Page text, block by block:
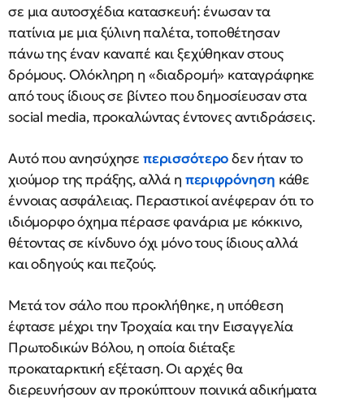
σε μια αυτοσχέδια κατασκευή: ένωσαν τα
πατίνια με μια ξύλινη παλέτα, τοποθέτησαν
πάνω της έναν καναπέ και ξεχύθηκαν στους
δρόμους. Ολόκληρη η «διαδρομή» καταγράφηκε
από τους ίδιους σε βίντεο που δημοσίευσαν στα
social media, προκαλώντας έντονες αντιδράσεις.
Αυτό που ανησύχησε περισσότεροδεν ήταν το
χιούμορ της πράξης, αλλά η περιφρόνηση κάθε
έννοιας ασφάλειας. Περαστικοί ανέφεραν ότι το
ιδιόμορφο όχημα πέρασε φανάρια με κόκκινο,
θέτοντας σε κίνδυνο όχι μόνο τους ίδιους αλλά
και οδηγούς και πεζούς.
Μετά τον σάλο που προκλήθηκε, η υπόθεση
έφτασε μέχρι την Τροχαία και την Εισαγγελία
Πρωτοδικών Βόλου, η οποία διέταξε
προκαταρκτική εξέταση. Οι αρχές θα
διερευνήσουν αν προκύπτουν ποινικά αδικήματα